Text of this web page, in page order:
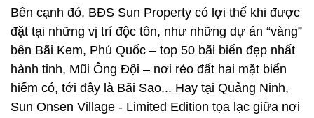
Bên cạnh đó, BĐS Sun Property có lợi thế khi được
đặt tại những vị trí độc tôn, như những dự án “vàng”
bên Bãi Kem, Phú Quốc – top 50 bãi biển đẹp nhất
hành tinh, Mũi Ông Đội – nơi rẻo đất hai mặt biển
hiếm có, tới đây là Bãi Sao... Hay tại Quảng Ninh,
Sun Onsen Village - Limited Edition tọa lạc giữa nơi